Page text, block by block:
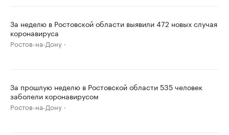
За неделю в Ростовской области выявили 472 новых случая
коронавируса
Ростов-на-Дону
За прошлую неделю в Ростовской области 535 человек
заболели коронавирусом
Ростов-на-Дону